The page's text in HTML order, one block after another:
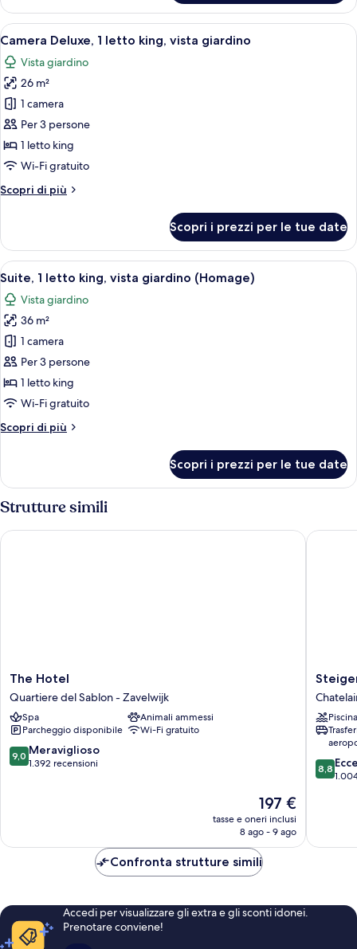
(Le
Louise,
Garden
City
view)
Apri
tutte
le
foto
per
Camera
Deluxe,
1
king,
Biancheria da letto di alta qualità,
21
Camera Deluxe, 1 letto king, vista giardino
Vista giardino
26 m²
1 camera
Per 3 persone
1 letto king
Wi-Fi gratuito
Scopri di più
Altri
Deluxe,
letto
vista
giardino
Scopri i prezzi per le tue date
Apri
tutte
le
foto
per
Suite,
1
letto
vista
Camera d'albergo moderna con
12
Suite, 1 letto king, vista giardino (Homage)
Vista giardino
36 m²
1 camera
Per 3 persone
1 letto king
Wi-Fi gratuito
Scopri di più
Altri
1
king,
giardino
Scopri i prezzi per le tue date
Strutture simili
The
Hotel
Quartiere
del
Sablon
-
Zavelwijk
The Hotel
Quartiere del Sablon - Zavelwijk
Spa
Animali ammessi
Parcheggio disponibile
Wi-Fi gratuito
9.0
su
9,0 Meraviglioso
1.392 recensioni
Il
prezzo
attuale
197 €
197 €
tasse e oneri inclusi
8 ago - 9 ago
The Hotel
Icon
Piscina
8.8
su
8,8
Confronta strutture simili
Accedi per visualizzare gli extra e gli sconti idonei.
Prenotare conviene!